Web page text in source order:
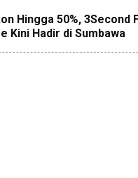
Hingga 50%, 3Second
Kini Hadir di Sumbawa